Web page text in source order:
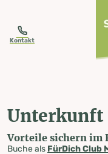
Kontakt
Unterkunft
Vorteile sichern im
Buche als FürDich Club